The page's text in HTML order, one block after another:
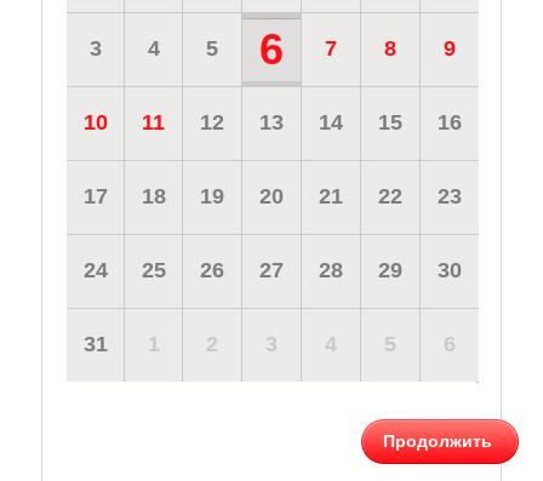
3 4 5 6 7 8 9
10 11 12 13 14 15 16
17 18 19 20 21 22 23
24 25 26 27 28 29 30
31 1 2 3 4 5 6
Продолжить